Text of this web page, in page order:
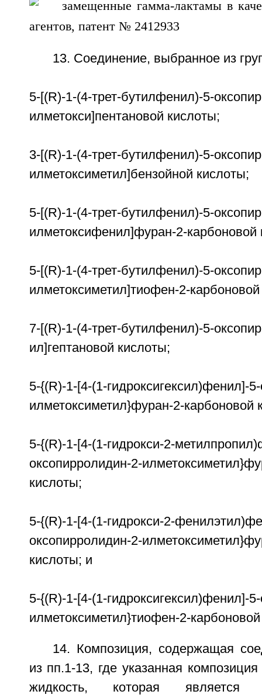
13. Соединение, выбранное из
5-[(R)-1-(4-трет-бутилфенил)-5-
илметокси]пентановой кислоты;
3-[(R)-1-(4-трет-бутилфенил)-5-
илметоксиметил]бензойной кислоты;
5-[(R)-1-(4-трет-бутилфенил)-5-
илметоксифенил]фуран-2-карбоновой
5-[(R)-1-(4-трет-бутилфенил)-5-
илметоксиметил]тиофен-2-
7-[(R)-1-(4-трет-бутилфенил)-5-
ил]гептановой кислоты;
5-{(R)-1-[4-(1-гидроксигексил)фенил]-
илметоксиметил}фуран-2-карбоновой
5-{(R)-1-[4-(1-гидрокси-2-
оксопирролидин-2-
кислоты;
5-{(R)-1-[4-(1-гидрокси-2-
оксопирролидин-2-
кислоты; и
5-{(R)-1-[4-(1-гидроксигексил)фенил]-
илметоксиметил}тиофен-2-
14. Композиция, содержащая
из пп.1-13, где указанная
жидкость, которая является